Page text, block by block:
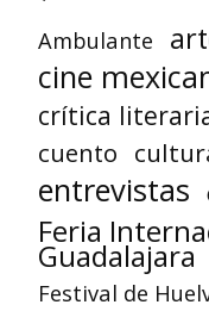
Ambulante
cine
crítica
cuento
entrevistas
Feria
Guadalajara
Festival de